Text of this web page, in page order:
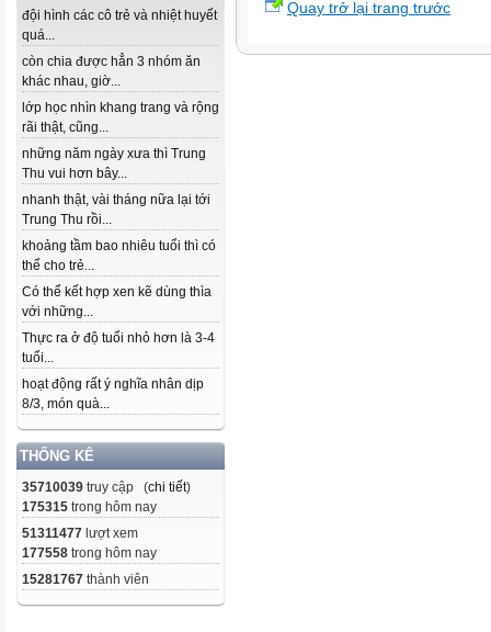
đội hình các cô trẻ và nhiệt huyết
quá...
còn chia được hẳn 3 nhóm ăn
khác nhau, giờ...
lớp học nhìn khang trang và rộng
rãi thật, cũng...
những năm ngày xưa thì Trung
Thu vui hơn bây...
nhanh thật, vài tháng nữa lại tới
Trung Thu rồi...
khoảng tầm bao nhiêu tuổi thì có
thể cho trẻ...
Có thể kết hợp xen kẽ dùng thìa
với những...
Thực ra ở độ tuổi nhỏ hơn là 3-4
tuổi...
hoạt động rất ý nghĩa nhân dịp
8/3, món quà...
THỐNG KÊ
35710039 truy cập (chi tiết)
175315 trong hôm nay
51311477 lượt xem
177558 trong hôm nay
15281767 thành viên
Quay trở lại trang trước